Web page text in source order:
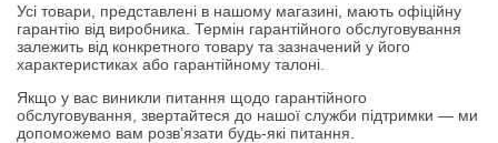
Усі товари, представлені в нашому магазині, мають офіційну
гарантію від виробника. Термін гарантійного обслуговування
залежить від конкретного товару та зазначений у його
характеристиках або гарантійному талоні.
Якщо у вас виникли питання щодо гарантійного
обслуговування, звертайтеся до нашої служби підтримки — ми
допоможемо вам розв’язати будь-які питання.